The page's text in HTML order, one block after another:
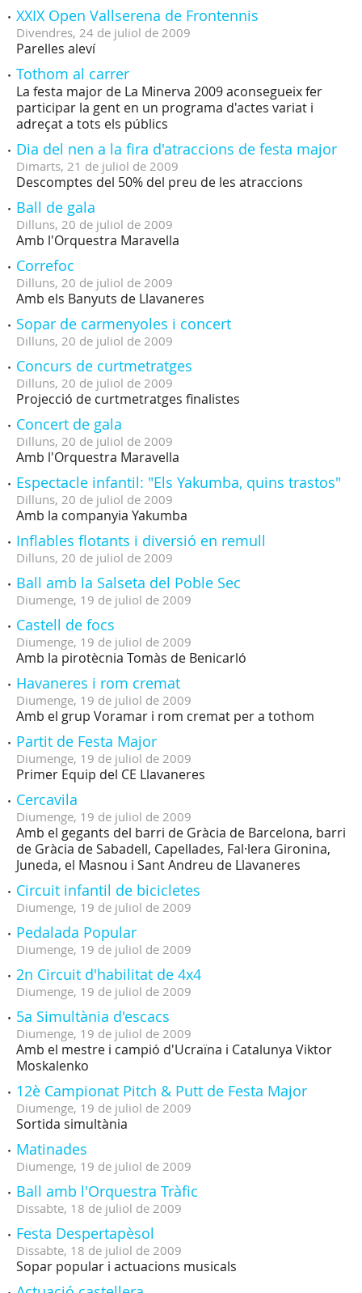
XXIX Open Vallserena de Frontennis
Divendres, 24 de juliol de 2009
Parelles aleví
Tothom al carrer
La festa major de La Minerva 2009 aconsegueix fer
participar la gent en un programa d'actes variat i
adreçat a tots els públics
Dia del nen a la fira d'atraccions de festa major
Dimarts, 21 de juliol de 2009
Descomptes del 50% del preu de les atraccions
Ball de gala
Dilluns, 20 de juliol de 2009
Amb l'Orquestra Maravella
Correfoc
Dilluns, 20 de juliol de 2009
Amb els Banyuts de Llavaneres
Sopar de carmenyoles i concert
Dilluns, 20 de juliol de 2009
Concurs de curtmetratges
Dilluns, 20 de juliol de 2009
Projecció de curtmetratges finalistes
Concert de gala
Dilluns, 20 de juliol de 2009
Amb l'Orquestra Maravella
Espectacle infantil: "Els Yakumba, quins trastos"
Dilluns, 20 de juliol de 2009
Amb la companyia Yakumba
Inflables flotants i diversió en remull
Dilluns, 20 de juliol de 2009
Ball amb la Salseta del Poble Sec
Diumenge, 19 de juliol de 2009
Castell de focs
Diumenge, 19 de juliol de 2009
Amb la pirotècnia Tomàs de Benicarló
Havaneres i rom cremat
Diumenge, 19 de juliol de 2009
Amb el grup Voramar i rom cremat per a tothom
Partit de Festa Major
Diumenge, 19 de juliol de 2009
Primer Equip del CE Llavaneres
Cercavila
Diumenge, 19 de juliol de 2009
Amb el gegants del barri de Gràcia de Barcelona, barri
de Gràcia de Sabadell, Capellades, Fal·lera Gironina,
Juneda, el Masnou i Sant Andreu de Llavaneres
Circuit infantil de bicicletes
Diumenge, 19 de juliol de 2009
Pedalada Popular
Diumenge, 19 de juliol de 2009
2n Circuit d'habilitat de 4x4
Diumenge, 19 de juliol de 2009
5a Simultània d'escacs
Diumenge, 19 de juliol de 2009
Amb el mestre i campió d'Ucraïna i Catalunya Viktor
Moskalenko
12è Campionat Pitch & Putt de Festa Major
Diumenge, 19 de juliol de 2009
Sortida simultània
Matinades
Diumenge, 19 de juliol de 2009
Ball amb l'Orquestra Tràfic
Dissabte, 18 de juliol de 2009
Festa Despertapèsol
Dissabte, 18 de juliol de 2009
Sopar popular i actuacions musicals